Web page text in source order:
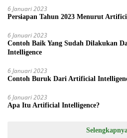
6 Januari 2023
Persiapan Tahun 2023 Menurut
6 Januari 2023
Contoh Baik Yang Sudah Dilakukan
Intelligence
6 Januari 2023
Contoh Buruk Dari Artificial
6 Januari 2023
Apa Itu Artificial Intelligence?